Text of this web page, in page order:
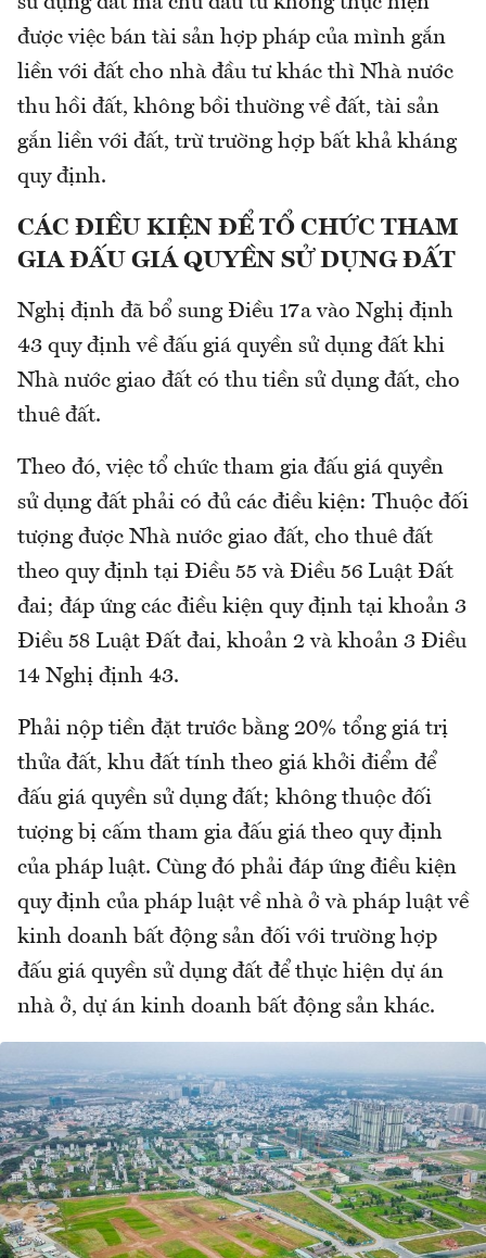
được việc bán tài sản hợp pháp của mình gắn
liền với đất cho nhà đầu tư khác thì Nhà nước
thu hồi đất, không bồi thường về đất, tài sản
gắn liền với đất, trừ trường hợp bất khả kháng
quy định.
CÁC ĐIỀU KIỆN ĐỂ TỔ CHỨC THAM
GIA ĐẤU GIÁ QUYỀN SỬ DỤNG ĐẤT
Nghị định đã bổ sung Điều 17a vào Nghị định
43 quy định về đấu giá quyền sử dụng đất khi
Nhà nước giao đất có thu tiền sử dụng đất, cho
thuê đất.
Theo đó, việc tổ chức tham gia đấu giá quyền
sử dụng đất phải có đủ các điều kiện: Thuộc đối
tượng được Nhà nước giao đất, cho thuê đất
theo quy định tại Điều 55 và Điều 56 Luật Đất
đai; đáp ứng các điều kiện quy định tại khoản 3
Điều 58 Luật Đất đai, khoản 2 và khoản 3 Điều
14 Nghị định 43.
Phải nộp tiền đặt trước bằng 20% tổng giá trị
thửa đất, khu đất tính theo giá khởi điểm để
đấu giá quyền sử dụng đất; không thuộc đối
tượng bị cấm tham gia đấu giá theo quy định
của pháp luật. Cùng đó phải đáp ứng điều kiện
quy định của pháp luật về nhà ở và pháp luật về
kinh doanh bất động sản đối với trường hợp
đấu giá quyền sử dụng đất để thực hiện dự án
nhà ở, dự án kinh doanh bất động sản khác.